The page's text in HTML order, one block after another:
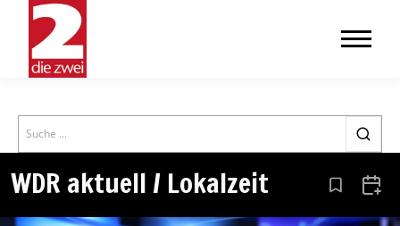
Search
WDR aktuell / Lokalzeit Aus den